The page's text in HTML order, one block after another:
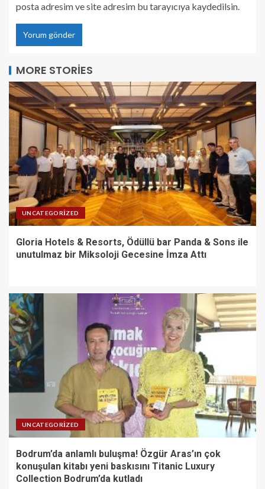
posta adresim ve site adresim bu tarayıcıya kaydedilsin.
MORE STORIES
UNCATEGORIZED
Gloria Hotels & Resorts, Ödüllü bar Panda & Sons ile
unutulmaz bir Miksoloji Gecesine İmza Attı
UNCATEGORIZED
Bodrum’da anlamlı buluşma! Özgür Aras’ın çok
konuşulan kitabı yeni baskısını Titanic Luxury
Collection Bodrum’da kutladı